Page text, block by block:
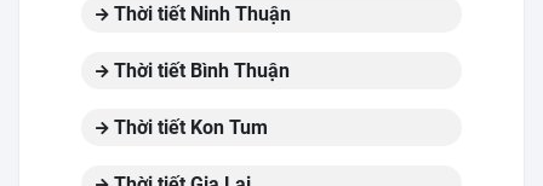
Thời tiết Ninh Thuận
Thời tiết Bình Thuận
Thời tiết Kon Tum